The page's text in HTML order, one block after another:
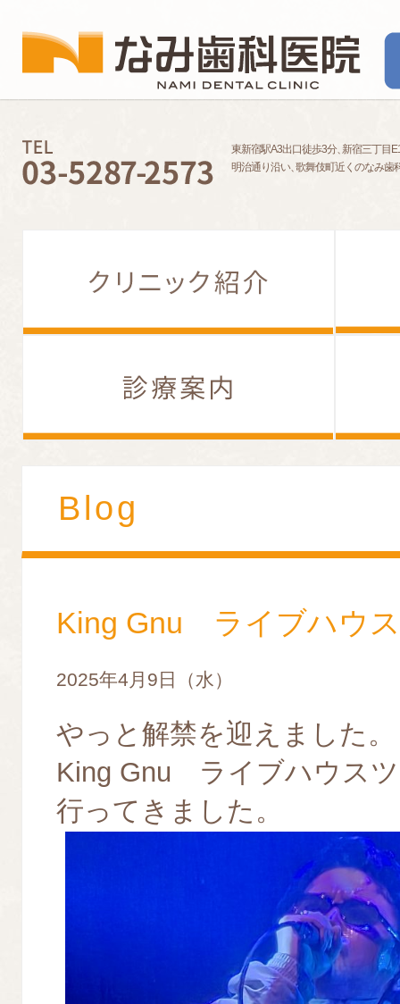
東新宿駅A3出口徒歩3分、 新宿三丁目
明治通り沿い、 歌舞伎町近くのなみ歯
Blog
King Gnu ライブハウ
2025年4月9日（水）
やっと解禁を迎えました。
King Gnu ライブハウス
行ってきました。